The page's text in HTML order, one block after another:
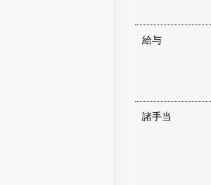
給与
諸手当